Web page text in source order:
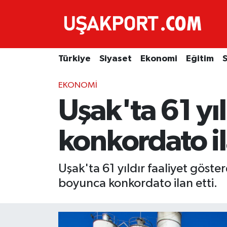
Türkiye Siyaset Ekonomi Eğitim
EKONOMI
Uşak'ta 61
konkordato
Uşak'ta 61 yıldır faaliyet
boyunca konkordato ilan etti.
Ekonomi
İstanbul Hava Durumu
İstanbul Trafik Yoğunluk Haritası
Süper Lig Puan Durumu ve Fikstür
Tüm Manşetler
Son Dakika Haberleri